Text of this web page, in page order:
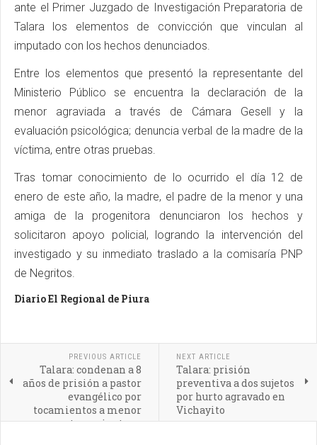
ante el Primer Juzgado de Investigación Preparatoria de
Talara los elementos de convicción que vinculan al
imputado con los hechos denunciados.
Entre los elementos que presentó la representante del
Ministerio Público se encuentra la declaración de la
menor agraviada a través de Cámara Gesell y la
evaluación psicológica; denuncia verbal de la madre de la
víctima, entre otras pruebas.
Tras tomar conocimiento de lo ocurrido el día 12 de
enero de este año, la madre, el padre de la menor y una
amiga de la progenitora denunciaron los hechos y
solicitaron apoyo policial, logrando la intervención del
investigado y su inmediato traslado a la comisaría PNP
de Negritos.
Diario El Regional de Piura
PREVIOUS ARTICLE
Talara: condenan a 8
años de prisión a pastor
evangélico por
tocamientos a menor
por tocamientos a
NEXT ARTICLE
Talara: prisión
preventiva a dos sujetos
por hurto agravado en
Vichayito